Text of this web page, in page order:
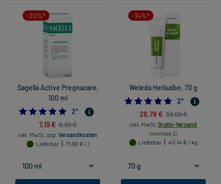
-20%*
Sagella Active Pregnacare,
100 ml
5.0
2*
7,19 € 8,99 €
inkl. MwSt. zzgl. Versandkosten
Lieferbar
71,90 € / l
-14%*
Weleda Heilsalbe, 70 g
5.0
2*
28,78 € 33,69 €
inkl. MwSt. Gratis-Versand
innerhalb D.
Lieferbar
411,14 € / kg